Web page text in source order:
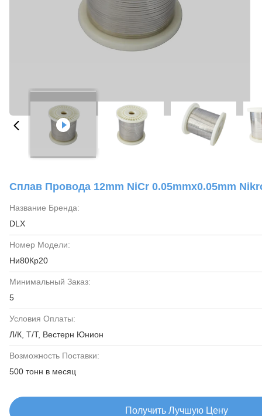
Сплав Провода 12mm NiCr 0.05mmx0.05mm
Название Бренда:
DLX
Номер Модели:
Ни80Кр20
Минимальный Заказ:
5
Условия Оплаты:
Л/К, Т/Т, Вестерн Юнион
Возможность Поставки:
500 тонн в месяц
Получить Лучшую Цену